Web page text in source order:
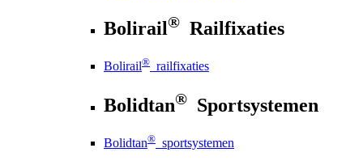
Bolirail® Railfixaties
Bolirail® railfixaties
Bolidtan® Sportsystemen
Bolidtan® sportsystemen